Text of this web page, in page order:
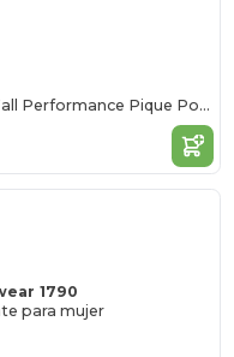
Origin Tm Men's Tall Performance Pique Polo
1790
para mujer